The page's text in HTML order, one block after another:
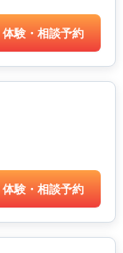
体験・相談予約
体験・相談予約